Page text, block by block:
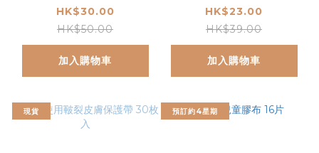
HK$30.00
HK$50.00
加入購物車
HK$23.00
HK$39.00
加入購物車
現貨 預訂約4星期